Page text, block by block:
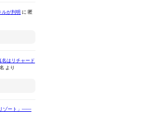
セイバー/アルトリア ペン
ルが判明 に 匿
名はリチャード
より
リゾート」――